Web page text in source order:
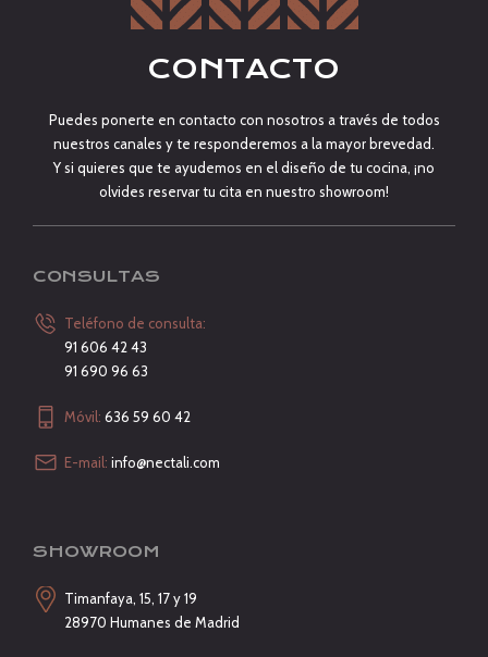
CONTACTO
Puedes ponerte en contacto con nosotros a través de todos
nuestros canales y te responderemos a la mayor brevedad.
Y si quieres que te ayudemos en el diseño de tu cocina, ¡no
olvides reservar tu cita en nuestro showroom!
CONSULTAS
Teléfono de consulta:
91 606 42 43
91 690 96 63
Móvil: 636 59 60 42
E-mail: info@nectali.com
SHOWROOM
Timanfaya, 15, 17 y 19
28970 Humanes de Madrid